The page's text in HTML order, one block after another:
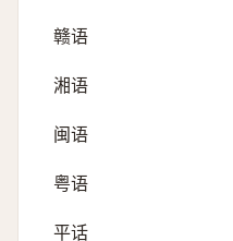
赣语
湘语
闽语
粤语
平话